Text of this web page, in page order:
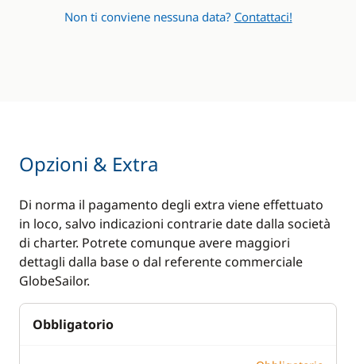
Non ti conviene nessuna data? Contattaci!
Opzioni & Extra
Di norma il pagamento degli extra viene effettuato
in loco, salvo indicazioni contrarie date dalla società
di charter. Potrete comunque avere maggiori
dettagli dalla base o dal referente commerciale
GlobeSailor.
Obbligatorio